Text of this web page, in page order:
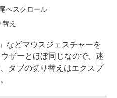
へスクロール
え
などマウスジェスチャーを
ザーとほぼ同じなので、迷
タブの切り替えはエクスプ